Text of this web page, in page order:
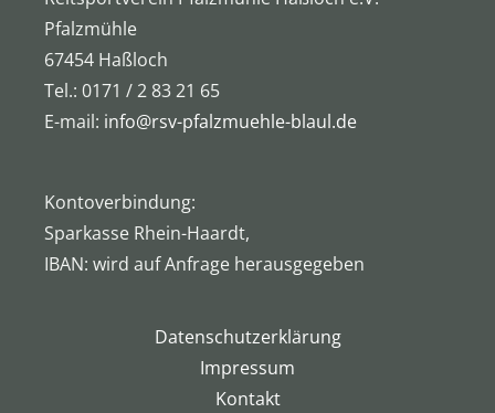
Pfalzmühle
67454 Haßloch
Tel.: 0171 / 2 83 21 65
E-mail: info@rsv-pfalzmuehle-blaul.de
Kontoverbindung:
Sparkasse Rhein-Haardt,
IBAN: wird auf Anfrage herausgegeben
Datenschutzerklärung
Impressum
Kontakt